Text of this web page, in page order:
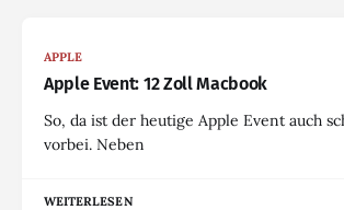
APPLE
Apple Event: 12 Zoll Macbook
So, da ist der heutige Apple Event auch
vorbei. Neben
WEITERLESEN